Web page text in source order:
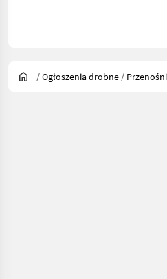
/Ogłoszenia drobne /